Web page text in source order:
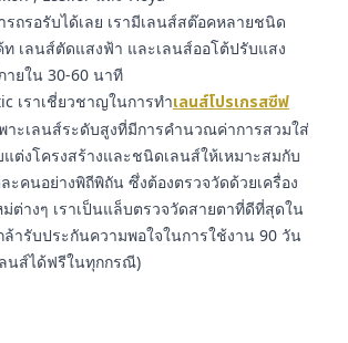
รถรอรับได้เลย เรามีเลนส์สต๊อคหลายชนิด
เลนส์ตัดแสงฟ้า และเลนส์ออโต้ปรับแสง
ายใน 30-60 นาที
เราเชี่ยวชาญในการทำเลนส์โปรเกรสซีฟ
าะเลนส์ระดับสูงที่มีการคำนวณค่าการสวมใส่
ต่งโครงสร้างและชนิดเลนส์ให้เหมาะสมกับ
ะคนอย่างพิถีพิถัน ซึ่งต้องตรวจวัดด้วยเครื่อง
ต่างๆ เราเป็นแล็บตรวจวัดสายตาที่ดีที่สุดใน
ล้ารับประกันความพอใจในการใช้งาน 90 วัน
นส์ได้ฟรีในทุกกรณี)